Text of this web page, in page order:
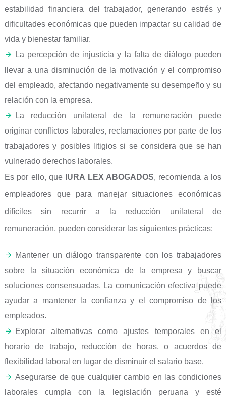
estabilidad financiera del trabajador, generando estrés y
dificultades económicas que pueden impactar su calidad de
vida y bienestar familiar.
La percepción de injusticia y la falta de diálogo pueden
llevar a una disminución de la motivación y el compromiso
del empleado, afectando negativamente su desempeño y su
relación con la empresa.
La reducción unilateral de la remuneración puede
originar conflictos laborales, reclamaciones por parte de los
trabajadores y posibles litigios si se considera que se han
vulnerado derechos laborales.
Es por ello, que IURA LEX ABOGADOS, recomienda a los
empleadores que para manejar situaciones económicas
difíciles sin recurrir a la reducción unilateral de
remuneración, pueden considerar las siguientes prácticas:
Mantener un diálogo transparente con los trabajadores
sobre la situación económica de la empresa y buscar
soluciones consensuadas. La comunicación efectiva puede
ayudar a mantener la confianza y el compromiso de los
empleados.
Explorar alternativas como ajustes temporales en el
horario de trabajo, reducción de horas, o acuerdos de
flexibilidad laboral en lugar de disminuir el salario base.
Asegurarse de que cualquier cambio en las condiciones
laborales cumpla con la legislación peruana y esté